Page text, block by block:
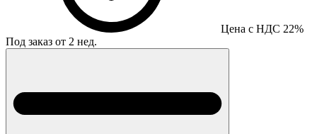
Цена с НДС 22%
Под заказ от 2 нед.